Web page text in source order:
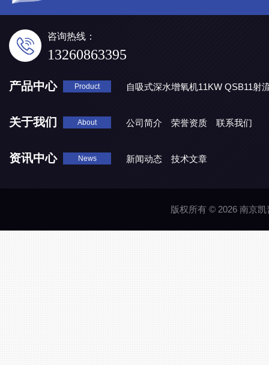
咨询热线：
13260863395
产品中心 Product
自吸式深水增氧机11KW QSB11射
关于我们 About 公司简介 荣誉资质 联系我们
资讯中心 News 新闻动态 技术文章
版权所有 © 2026 南京